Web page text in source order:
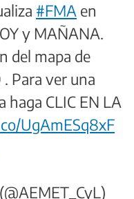
#FMA en
y MAÑANA.
del mapa de
. Para ver una
haga CLIC EN LA
UgAmESq8xF